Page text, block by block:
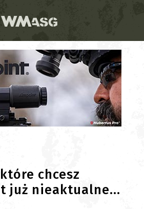
chcesz
już nieaktualne...